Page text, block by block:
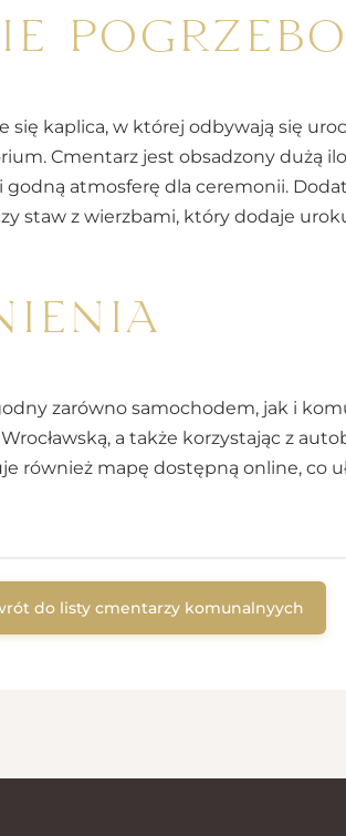
się kaplica, w której odbywają się
Cmentarz jest obsadzony dużą
godną atmosferę dla ceremonii.
staw z wierzbami, który dodaje
zarówno samochodem, jak i
a także korzystając z
również mapę dostępną online, co
do listy cmentarzy komunalnyych